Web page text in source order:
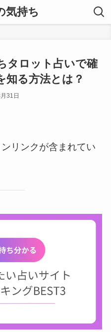
気持ち
タロット占いで確
知る方法とは？
31日
リンクが含まれてい